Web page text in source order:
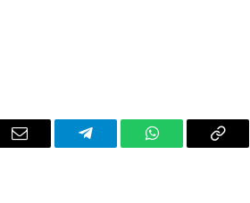
Email Telegram WhatsAppCopy